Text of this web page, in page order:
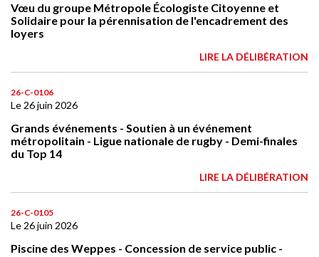
Réinitialiser
Vœu du groupe Métropole Écologiste Citoyenne et
Solidaire pour la pérennisation de l'encadrement des
loyers
LIRE LA DÉLIBÉRATION
26-C-0106
Le 26 juin 2026
Grands événements - Soutien à un événement
métropolitain - Ligue nationale de rugby - Demi-finales
du Top 14
LIRE LA DÉLIBÉRATION
26-C-0105
Le 26 juin 2026
Piscine des Weppes - Concession de service public -